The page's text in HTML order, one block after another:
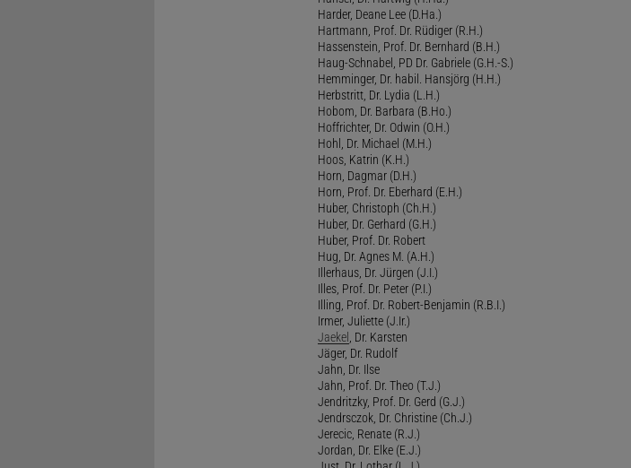
Harder, Deane Lee (D.Ha.)
Hartmann, Prof. Dr. Rüdiger (R.H.)
Hassenstein, Prof. Dr. Bernhard (B.H.)
Haug-Schnabel, PD Dr. Gabriele (G.H.-S.)
Hemminger, Dr. habil. Hansjörg (H.H.)
Herbstritt, Dr. Lydia (L.H.)
Hobom, Dr. Barbara (B.Ho.)
Hoffrichter, Dr. Odwin (O.H.)
Hohl, Dr. Michael (M.H.)
Hoos, Katrin (K.H.)
Horn, Dagmar (D.H.)
Horn, Prof. Dr. Eberhard (E.H.)
Huber, Christoph (Ch.H.)
Huber, Dr. Gerhard (G.H.)
Huber, Prof. Dr. Robert
Hug, Dr. Agnes M. (A.H.)
Illerhaus, Dr. Jürgen (J.I.)
Illes, Prof. Dr. Peter (P.I.)
Illing, Prof. Dr. Robert-Benjamin (R.B.I.)
Irmer, Juliette (J.Ir.)
Jaekel
, Dr. Karsten
Jäger, Dr. Rudolf
Jahn, Dr. Ilse
Jahn, Prof. Dr. Theo (T.J.)
Jendritzky, Prof. Dr. Gerd (G.J.)
Jendrsczok, Dr. Christine (Ch.J.)
Jerecic, Renate (R.J.)
Jordan, Dr. Elke (E.J.)